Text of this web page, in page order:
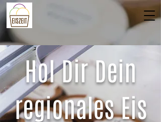
Hol Dir Dein
regionales Eis